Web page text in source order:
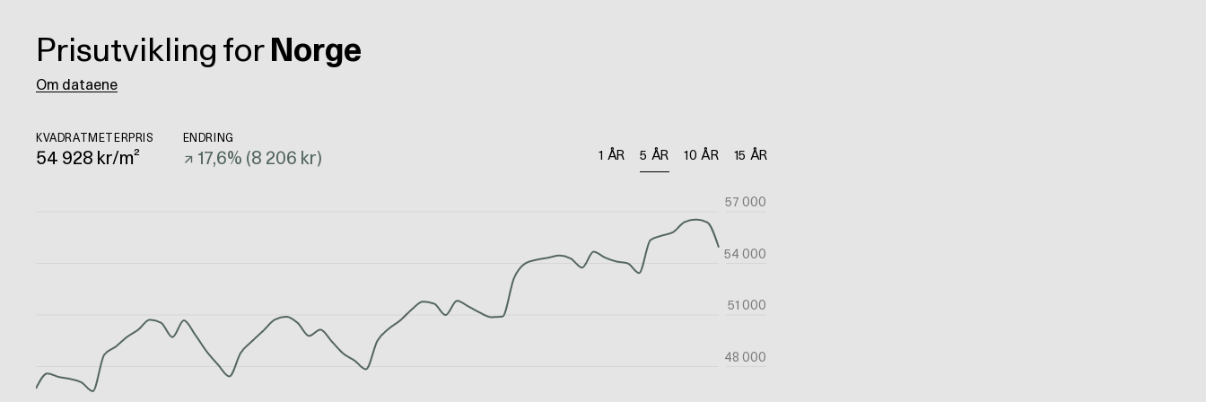
Prisutvikling for Norge
Om dataene
1 ÅR 5 ÅR 10 ÅR 15 ÅR
KVADRATMETERPRIS
54 928 kr/m²
ENDRING
↗ 17,6% (8 206 kr)
48 000
51 000
54 000
57 000